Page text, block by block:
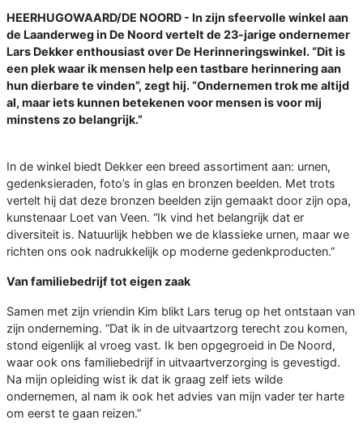
HEERHUGOWAARD/DE NOORD - In zijn sfeervolle winkel aan
de Laanderweg in De Noord vertelt de 23-jarige ondernemer
Lars Dekker enthousiast over De Herinneringswinkel. “Dit is
een plek waar ik mensen help een tastbare herinnering aan
hun dierbare te vinden”, zegt hij. “Ondernemen trok me altijd
al, maar iets kunnen betekenen voor mensen is voor mij
minstens zo belangrijk.”
In de winkel biedt Dekker een breed assortiment aan: urnen,
gedenksieraden, foto’s in glas en bronzen beelden. Met trots
vertelt hij dat deze bronzen beelden zijn gemaakt door zijn opa,
kunstenaar Loet van Veen. “Ik vind het belangrijk dat er
diversiteit is. Natuurlijk hebben we de klassieke urnen, maar we
richten ons ook nadrukkelijk op moderne gedenkproducten.”
Van familiebedrijf tot eigen zaak
Samen met zijn vriendin Kim blikt Lars terug op het ontstaan van
zijn onderneming. “Dat ik in de uitvaartzorg terecht zou komen,
stond eigenlijk al vroeg vast. Ik ben opgegroeid in De Noord,
waar ook ons familiebedrijf in uitvaartverzorging is gevestigd.
Na mijn opleiding wist ik dat ik graag zelf iets wilde
ondernemen, al nam ik ook het advies van mijn vader ter harte
om eerst te gaan reizen.”